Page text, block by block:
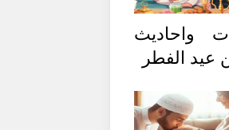
واحاديث
عيد الفطر